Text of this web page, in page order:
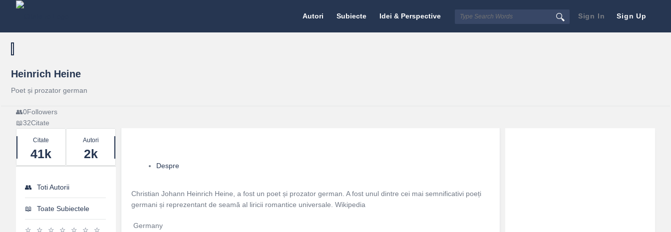
Sign In Sign Up
Citate.ro
Autori Subiecte Idei & Perspective
Heinrich Heine
Poet și prozator german
0Followers
32Citate
Despre
Christian Johann Heinrich Heine, a fost un poet și prozator german. A fost unul dintre cei mai semnificativi poeți
germani și reprezentant de seamă al liricii romantice universale. Wikipedia
Germany
Stats
Citate
41k
Autori
2k
Toti Autorii
Toate Subiectele